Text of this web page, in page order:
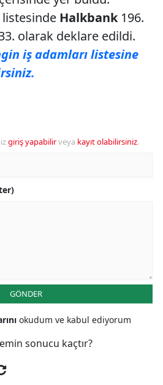
listesinde Halkbank196.
olarak deklare edildi.
iş adamları listesine
giriş yapabilirveya kayıt olabilirsiniz.
GÖNDER
okudum ve kabul ediyorum
sonucu kaçtır?